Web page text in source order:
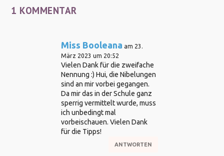
1 KOMMENTAR
Miss Booleana am 23.
März 2023 um 20:52
Vielen Dank für die zweifache
Nennung :) Hui, die Nibelungen
sind an mir vorbei gegangen.
Da mir das in der Schule ganz
sperrig vermittelt wurde, muss
ich unbedingt mal
vorbeischauen. Vielen Dank
für die Tipps!
ANTWORTEN